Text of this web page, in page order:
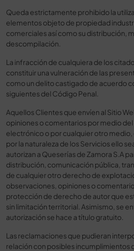
Queda estrictamente prohibido la
elementos objeto de propiedad
comerciales así como su distribución,
descompilación.
La infracción de cualquiera de los
constituir una vulneración de las
como un delito castigado de acuerdo
siguientes del Código Penal.
Aquellos Clientes que envíen al Sitio
opiniones o comentarios por medio
electrónico o por cualquier otro medio,
por la naturaleza de los Servicios ello
autorizan a Queserías de Zamora S.A
distribución, comunicación pública,
de cualquier otro derecho de
observaciones, opiniones o
protección de derecho de autor que
sin limitación territorial. Asimismo, se
autorización se hace a título gratuito.
Las reclamaciones que pudieran
relación con posibles incumplimientos